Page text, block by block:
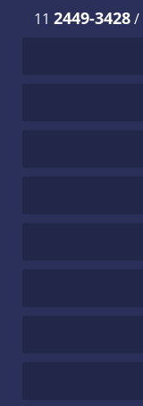
11 2449-3428/